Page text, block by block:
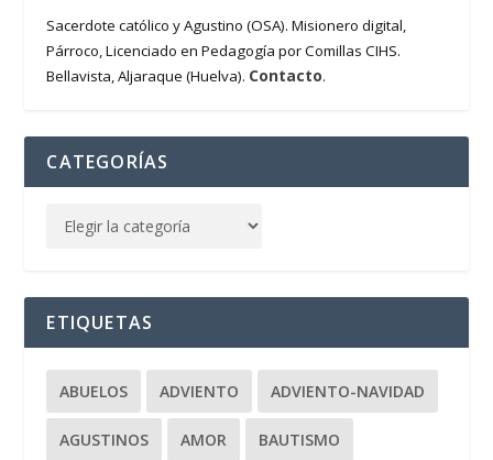
Sacerdote católico y Agustino (OSA). Misionero digital,
Párroco, Licenciado en Pedagogía por Comillas CIHS.
Bellavista, Aljaraque (Huelva). Contacto.
CATEGORÍAS
ETIQUETAS
ABUELOS ADVIENTO ADVIENTO-NAVIDAD
AGUSTINOS AMOR BAUTISMO